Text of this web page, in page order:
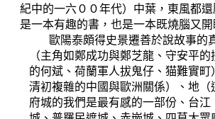
紀中的一六００年代）中葉，東風都
是一本有趣的書，也是一本既燒腦又開
歐陽泰頗得史景遷善於說故事的
（主角如鄭成功與鄭芝龍、守安平
的何斌、荷蘭軍人拔鬼仔、猫難實町
清初複雜的中國與歐洲關係）、地（
府城的我們是最有感的一部份、台江